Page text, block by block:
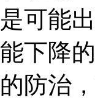
是可能
能下降
的防治